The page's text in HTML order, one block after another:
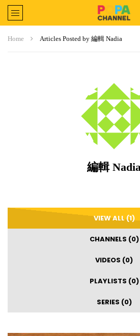
Home Articles Posted by 編輯 Nadia
編輯
VIEW ALL (1)
CHANNELS (0)
VIDEOS (0)
PLAYLISTS (0)
SERIES (0)